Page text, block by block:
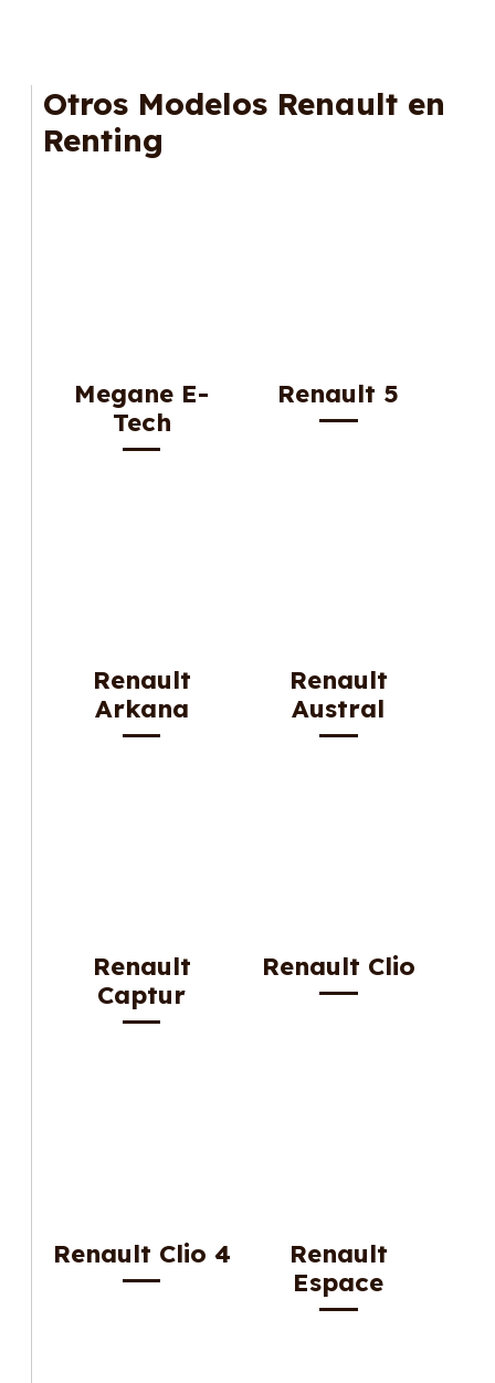
Otros Modelos Renault en
Renting
Megane E-
Tech
Renault 5
Renault
Arkana
Renault
Austral
Renault
Captur
Renault Clio
Renault Clio 4
Renault
Espace